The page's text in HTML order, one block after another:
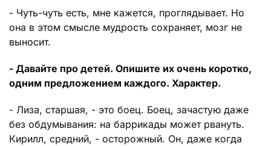
- Чуть-чуть есть, мне кажется, проглядывает. Но
она в этом смысле мудрость сохраняет, мозг не
выносит.
- Давайте про детей. Опишите их очень коротко,
одним предложением каждого. Характер.
- Лиза, старшая, - это боец. Боец, зачастую даже
без обдумывания: на баррикады может рвануть.
Кирилл, средний, - осторожный. Он, даже когда